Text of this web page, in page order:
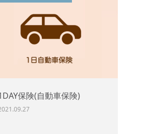
保険(自動車保険)